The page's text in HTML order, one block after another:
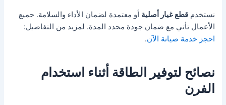
نستخدمقطع غيار أصلية أو معتمدة لضمان الأداء والسلامة. جميع
الأعمال تأتي مع ضمان جودة محدد المدة. لمزيد من التفاصيل:
احجز خدمة صيانة الآن.
نصائح لتوفير الطاقة أثناء استخدام
الفرن